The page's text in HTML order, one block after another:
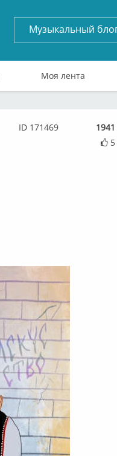
Музыкальный
Моя лента
1941
5
ID 171469